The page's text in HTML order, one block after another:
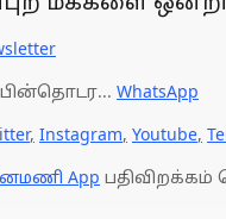
WhatsApp
, Instagram, Youtube,
App பதிவிறக்கம்